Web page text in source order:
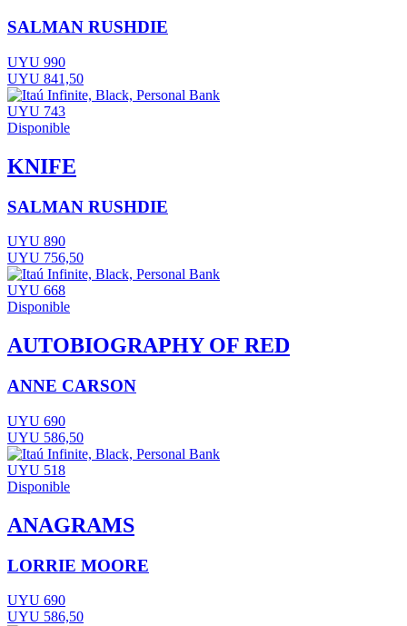
SALMAN RUSHDIE
UYU 990
UYU 841,50
UYU 743
Disponible
KNIFE
SALMAN RUSHDIE
UYU 890
UYU 756,50
UYU 668
Disponible
AUTOBIOGRAPHY OF RED
ANNE CARSON
UYU 690
UYU 586,50
UYU 518
Disponible
ANAGRAMS
LORRIE MOORE
UYU 690
UYU 586,50